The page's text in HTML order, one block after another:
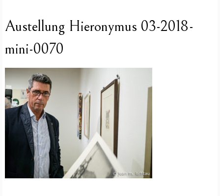
Austellung Hieronymus 03-2018-
mini-0070